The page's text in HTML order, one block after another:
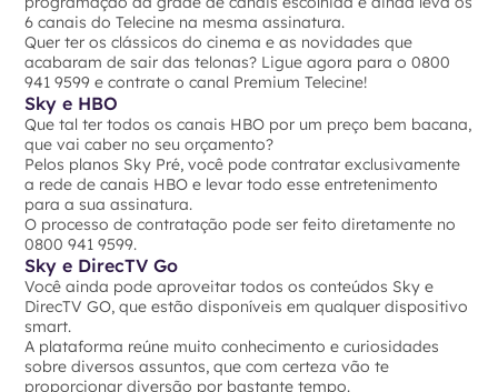
6 canais do Telecine na mesma assinatura.
Quer ter os clássicos do cinema e as novidades que
acabaram de sair das telonas? Ligue agora para o 0800
941 9599 e contrate o canal Premium Telecine!
Sky e HBO
Que tal ter todos os canais HBO por um preço bem bacana,
que vai caber no seu orçamento?
Pelos planos Sky Pré, você pode contratar exclusivamente
a rede de canais HBO e levar todo esse entretenimento
para a sua assinatura.
O processo de contratação pode ser feito diretamente no
0800 941 9599.
Sky e DirecTV Go
Você ainda pode aproveitar todos os conteúdos Sky e
DirecTV GO, que estão disponíveis em qualquer dispositivo
smart.
A plataforma reúne muito conhecimento e curiosidades
sobre diversos assuntos, que com certeza vão te
proporcionar diversão por bastante tempo.